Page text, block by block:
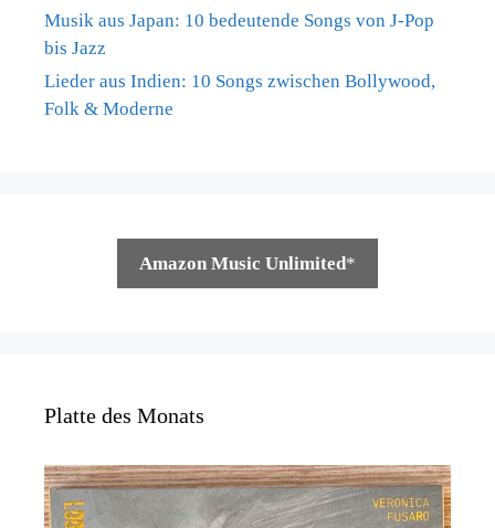
Musik aus Japan: 10 bedeutende Songs von J-Pop
bis Jazz
Lieder aus Indien: 10 Songs zwischen Bollywood,
Folk & Moderne
Amazon Music Unlimited*
Platte des Monats